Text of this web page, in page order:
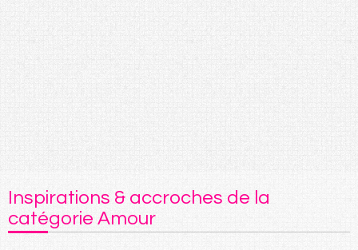
Inspirations & accroches de la
catégorie Amour